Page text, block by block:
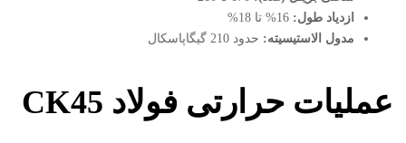
ازدیاد طول:
مدول الاستیسیته: حدود 210 گیگاپاسکال
عملیات حرارتی فولاد